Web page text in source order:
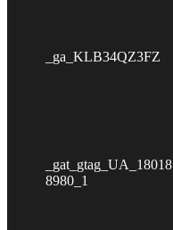
_ga_KLB34QZ3FZ
_gat_gtag_UA_18018
8980_1